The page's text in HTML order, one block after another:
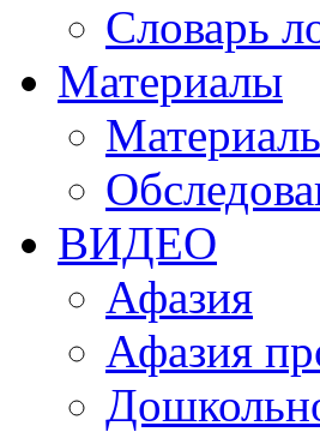
Словарь
Материалы
ВИДЕО
Афазия
Афазия